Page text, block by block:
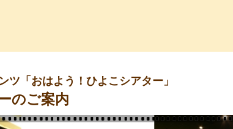
ツ「おはよう！ひよこシアター」
のご案内